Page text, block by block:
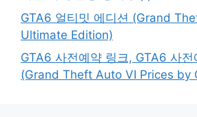
GTA6 얼티밋 에디션 (Grand
Ultimate Edition)
GTA6 사전예약 링크, GTA6 사전
(Grand Theft Auto VI Prices by